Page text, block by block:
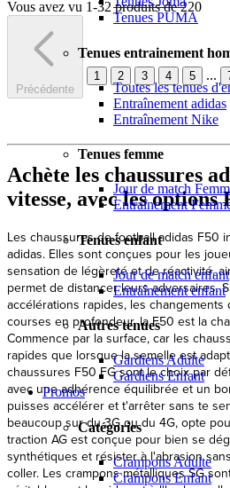
Tenues PUMA
Tenues entrainement
Toutes les tenues
Entraînement adidas
Entraînement Nike
Tenues femme
Jour de match
Entraînement
Tenues enfant
Jour de match enfant
Entraînement enfant
Autres tenues
Gardiens Adulte
Gardiens Enfant
Promos
Catégories
Crampons Adulte
Crampons Enfant
Vous avez vu 1-32 produits de 220
Précédente
1 2 3 4 5 ...
Achète les chaussures
vitesse, avec les options